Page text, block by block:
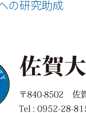
の研究助成